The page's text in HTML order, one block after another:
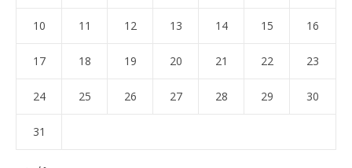
10 11 12 13 14 15 16
17 18 19 20 21 22 23
24 25 26 27 28 29 30
31